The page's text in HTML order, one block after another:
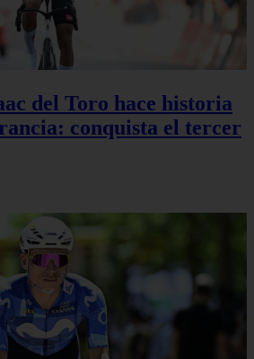
del Toro hace historia
conquista el tercer